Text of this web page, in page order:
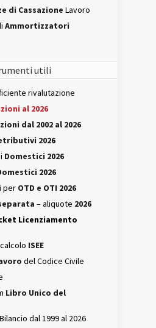
di Cassazione Lavoro
Ammortizzatori
utili
rivalutazione
al 2026
dal 2002 al 2026
2026
Domestici 2026
2026
per OTD e OTI 2026
– aliquote 2026
Licenziamento
ISEE
del Codice Civile
Libro Unico del
dal 1999 al 2026